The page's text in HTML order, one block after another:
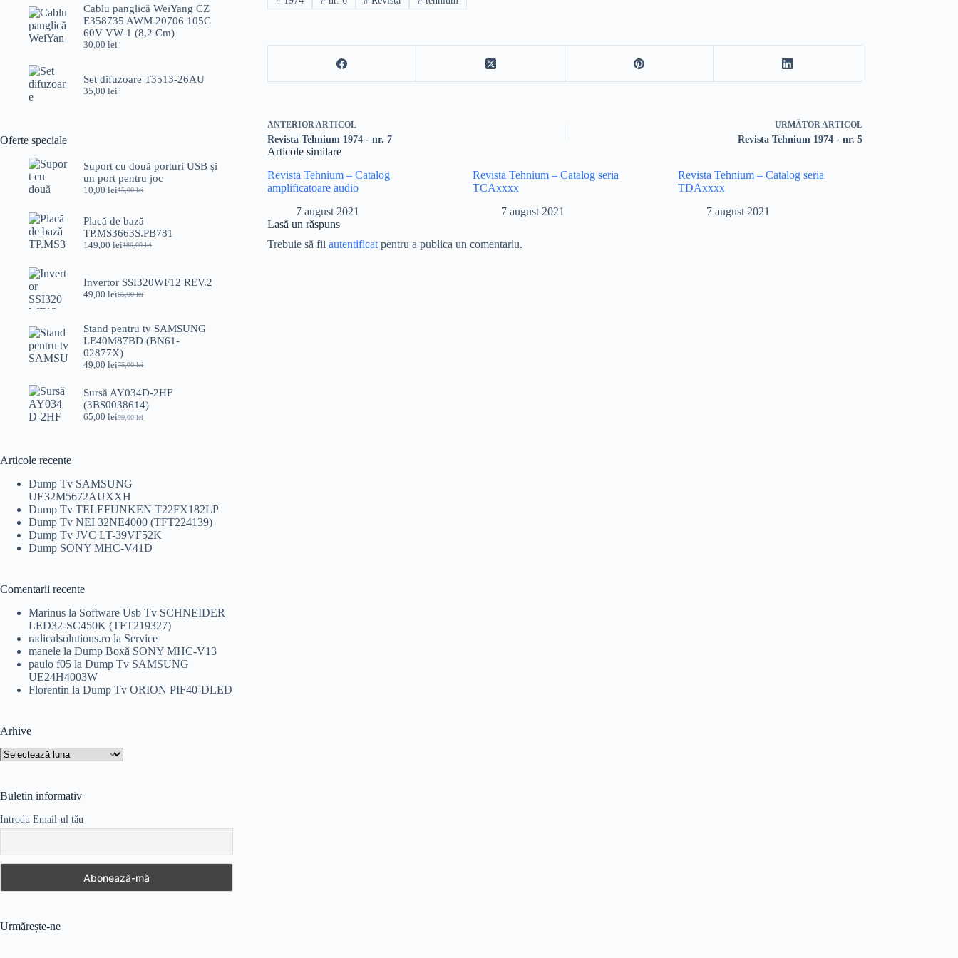
ANTERIORARTICOL
Revista Tehnium 1974 - nr. 7
URMĂTORARTICOL
Revista Tehnium 1974 - nr. 5
Articole similare
Revista Tehnium – Catalog
amplificatoare audio
7 august 2021
Revista Tehnium – Catalog seria
TCAxxxx
7 august 2021
Revista Tehnium – Catalog seria
TDAxxxx
7 august 2021
Lasă un răspuns
Trebuie să fii autentificatpentru a publica un comentariu.
fost:
70,00 lei.
45,00 lei.
Cablu panglică WeiYang CZ
E358735 AWM 20706 105C
60V VW-1 (8,2 Cm)
30,00lei
Set difuzoare T3513-26AU
35,00lei
Oferte speciale
Suport cu două porturi USB și
un port pentru joc
15,00lei
Prețul
a
fost:
15,00 lei.
10,00leiPrețul
este:
10,00 lei.
Placă de bază
TP.MS3663S.PB781
180,00lei
Prețul
fost:
180,00 lei.
149,00leiPrețul
149,00 lei.
Invertor SSI320WF12 REV.2
65,00lei
Prețul
fost:
65,00 lei.
49,00leiPrețul
49,00 lei.
Stand pentru tv SAMSUNG
LE40M87BD (BN61-
02877X)
75,00lei
Prețul
a
fost:
75,00 lei.
49,00leiPrețul
este:
49,00 lei.
Sursă AY034D-2HF
(3BS0038614)
99,00lei
Prețul
65,00leiPrețul
Articole recente
Dump Tv SAMSUNG
UE32M5672AUXXH
Dump Tv TELEFUNKEN T22FX182LP
Dump Tv NEI 32NE4000 (TFT224139)
Dump Tv JVC LT-39VF52K
Dump SONY MHC-V41D
Comentarii recente
Marinus la Software Usb Tv SCHNEIDER
LED32-SC450K (TFT219327)
radicalsolutions.ro la Service
manele la Dump Boxă SONY MHC-V13
paulo f05 la Dump Tv SAMSUNG
UE24H4003W
Florentin la Dump Tv ORION PIF40-DLED
Arhive
Arhive
Buletin informativ
Introdu Email-ul tău
Urmărește-ne